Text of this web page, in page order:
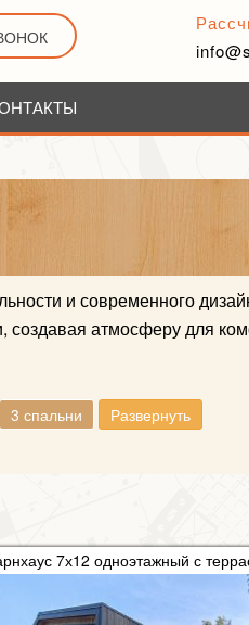
и современного
создавая атмосферу для
3 спальни Развернуть